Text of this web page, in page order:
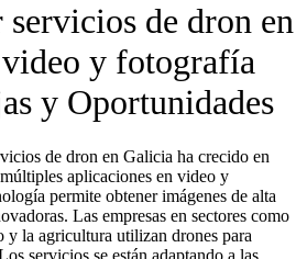
servicios de dron en
y fotografía
y Oportunidades
de dron en Galicia ha crecido en
aplicaciones en video y
permite obtener imágenes de alta
Las empresas en sectores como
y la agricultura utilizan drones para
servicios se están adaptando a las